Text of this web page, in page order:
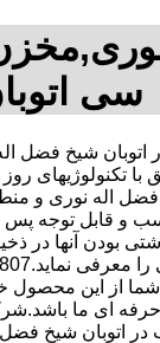
سی
اتوبان شیخ فضل
تکنولوژیهای
نوری و منطبق
مناسب و قابل
بودن آنها
آقای سلیمان مجردی
شما از این
حرفه ای ما
اتوبان شیخ فضل